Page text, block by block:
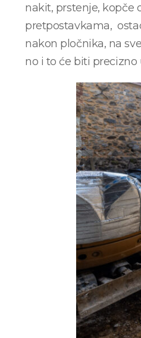
nakit, prstenje, kopče
pretpostavkama,
nakon pločnika, na
no i to će biti